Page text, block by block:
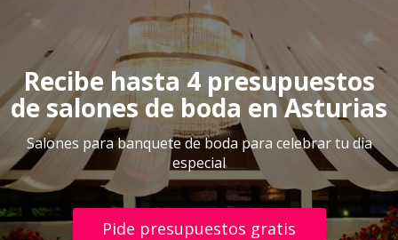
Recibe hasta 4 presupuestos
de salones de boda en Asturias
Salones para banquete de boda para celebrar tu dia
especial
Pide presupuestos gratis